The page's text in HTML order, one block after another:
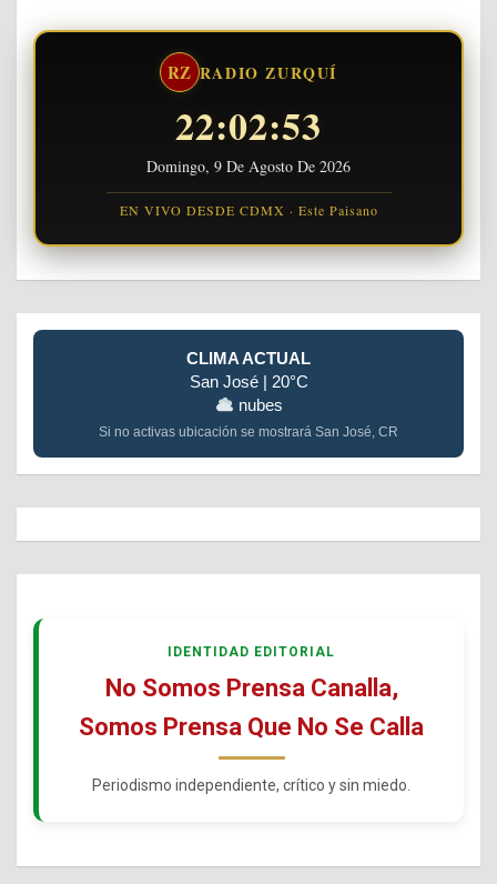
RZ RADIO ZURQUÍ
22:02:54
Domingo, 9 De Agosto De 2026
EN VIVO DESDE CDMX · Este Paisano
CLIMA ACTUAL
San José | 20°C
nubes
Si no activas ubicación se mostrará San José, CR
IDENTIDAD EDITORIAL
No Somos Prensa Canalla,
Somos Prensa Que No Se Calla
Periodismo independiente, crítico y sin miedo.